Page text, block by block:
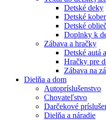
Detské deky
Detské
Detské
Doplnky k
Zábava a hračky
Detské autá
Hračky pre
Zábava na
Dielňa a dom
Autopríslušenstvo
Chovateľstvo
Darčekové
Dielňa a náradie